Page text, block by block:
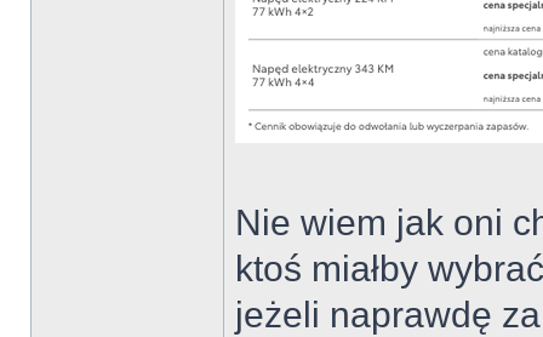
Nie wiem jak oni
ktoś miałby
jeżeli naprawdę